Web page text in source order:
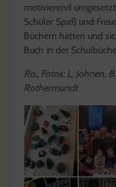
motivierend
Schüler Spaß und
Büchern hatten und
Buch in der
Ro., Fotos: L. Johnen,
Rothermundt